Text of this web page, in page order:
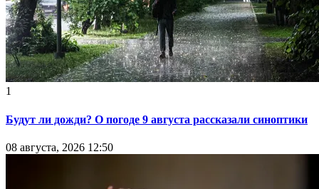
1
Будут ли дожди? О погоде 9 августа рассказали синоптики
08 августа, 2026 12:50